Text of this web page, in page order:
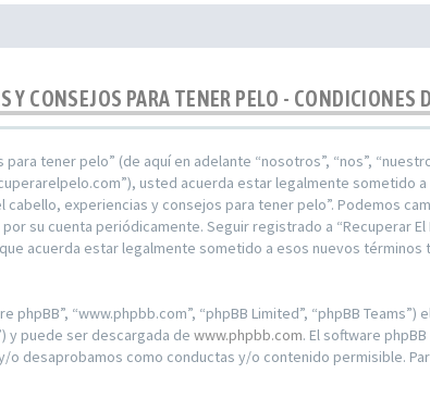
Y CONSEJOS PARA TENER PELO - CONDICIONES
tener pelo” (de aquí en adelante “nosotros”, “nos”,
usted acuerda estar legalmente sometido
experiencias y consejos para tener pelo”. Podemos
su cuenta periódicamente. Seguir registrado a “Recuperar El
acuerda estar legalmente sometido a esos nuevos términos
“www.phpbb.com”, “phpBB Limited”, “phpBB Teams”)
y puede ser descargada de www.phpbb.com. El software
desaprobamos como conductas y/o contenido permisible.